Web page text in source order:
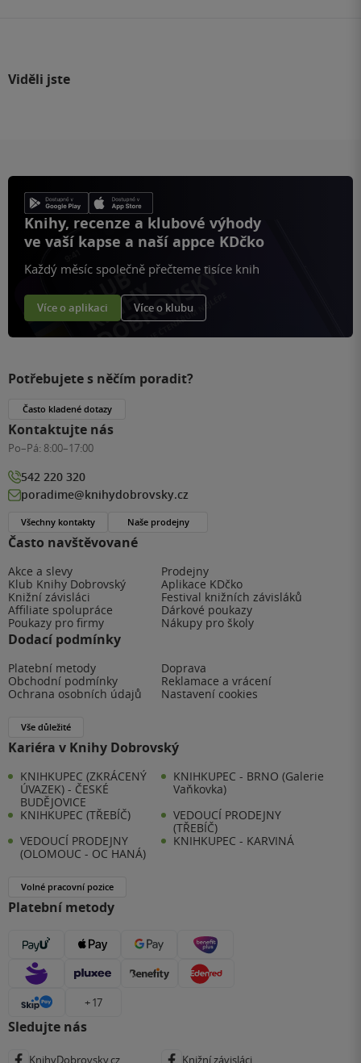
Viděli jste
Knihy, recenze a klubové výhody
ve vaší kapse a naší appce KDčko
Každý měsíc společně přečteme tisíce knih
Více o aplikaci Více o klubu
Často navštěvované
Akce a slevy
Prodejny
Klub Knihy Dobrovský
Aplikace KDčko
Knižní závisláci
Festival knižních závisláků
Affiliate spolupráce
Dárkové poukazy
Poukazy pro firmy
Nákupy pro školy
Dodací podmínky
Platební metody
Doprava
Obchodní podmínky
Reklamace a vrácení
Ochrana osobních údajů
Nastavení cookies
Vše důležité
Kariéra v Knihy Dobrovský
KNIHKUPEC (ZKRÁCENÝ
ÚVAZEK) - ČESKÉ
BUDĚJOVICE
KNIHKUPEC - BRNO (Galerie
Vaňkovka)
KNIHKUPEC (TŘEBÍČ)
VEDOUCÍ PRODEJNY
(TŘEBÍČ)
VEDOUCÍ PRODEJNY
(OLOMOUC - OC HANÁ)
KNIHKUPEC - KARVINÁ
Volné pracovní pozice
Platební metody
+ 17
Sledujte nás
KnihyDobrovsky.cz Knižní závisláci
Potřebujete s něčím poradit?
Často kladené dotazy
Kontaktujte nás
Po–Pá: 8:00–17:00
542 220 320
poradime@knihydobrovsky.cz
Všechny kontakty Naše prodejny